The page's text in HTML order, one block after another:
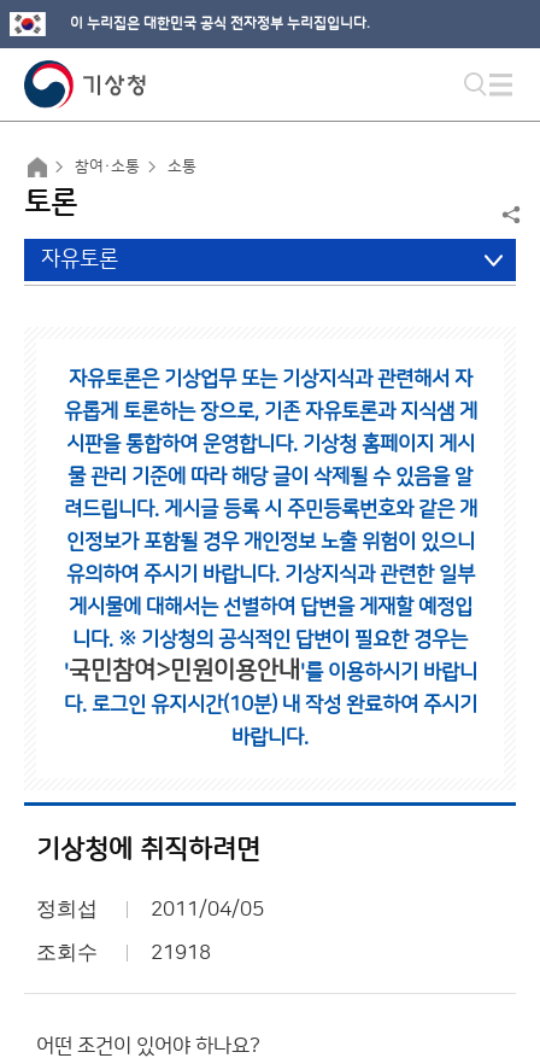
이 누리집은 대한민국 공식 전자정부 누리집입니다.
참여·소통 소통
토론
자유토론
자유토론은 기상업무 또는 기상지식과 관련해서 자
유롭게 토론하는 장으로, 기존 자유토론과 지식샘 게
시판을 통합하여 운영합니다. 기상청 홈페이지 게시
물 관리 기준에 따라 해당 글이 삭제될 수 있음을 알
려드립니다. 게시글 등록 시 주민등록번호와 같은 개
인정보가 포함될 경우 개인정보 노출 위험이 있으니
유의하여 주시기 바랍니다. 기상지식과 관련한 일부
게시물에 대해서는 선별하여 답변을 게재할 예정입
니다. ※ 기상청의 공식적인 답변이 필요한 경우는
'국민참여>민원이용안내 '를 이용하시기 바랍니
다. 로그인 유지시간(10분) 내 작성 완료하여 주시기
바랍니다.
기상청에 취직하려면
정희섭 2011/04/05
조회수 21918
어떤 조건이 있어야 하나요?